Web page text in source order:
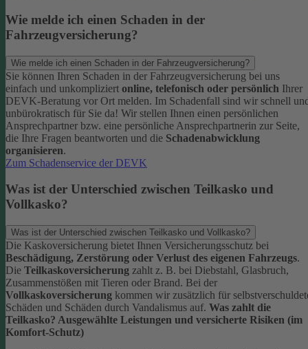
Wie melde ich einen Schaden in der
Fahrzeugversicherung?
Wie melde ich einen Schaden in der Fahrzeugversicherung?
Sie können Ihren Schaden in der Fahrzeugversicherung bei uns
einfach und unkompliziert online, telefonisch oder persönlich Ihrer
DEVK-Beratung vor Ort melden. Im Schadenfall sind wir schnell
unbürokratisch für Sie da! Wir stellen Ihnen einen persönlichen
Ansprechpartner bzw. eine persönliche Ansprechpartnerin zur Seite,
die Ihre Fragen beantworten und die Schadenabwicklung
organisieren.
Zum Schadenservice der DEVK
Was ist der Unterschied zwischen Teilkasko und
Vollkasko?
Was ist der Unterschied zwischen Teilkasko und Vollkasko?
Die Kaskoversicherung bietet Ihnen Versicherungsschutz bei
Beschädigung, Zerstörung oder Verlust des eigenen Fahrzeugs.
Die Teilkaskoversicherung zahlt z. B. bei Diebstahl, Glasbruch,
Zusammenstößen mit Tieren oder Brand. Bei der
Vollkaskoversicherung kommen wir zusätzlich für
Schäden und Schäden durch Vandalismus auf. Was zahlt die
Teilkasko? Ausgewählte Leistungen und versicherte Risiken (im
Komfort-Schutz)